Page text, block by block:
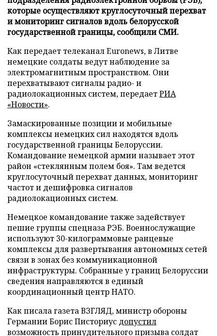
которые осуществляют круглосуточный перехват
и мониторинг сигналов вдоль белорусской
государственной границы, сообщили СМИ.
Как передает телеканал Euronews, в Литве
немецкие солдаты ведут наблюдение за
электромагнитным пространством. Они
перехватывают сигналы радио- и
радиолокационных систем, передаетРИА
«Новости».
Замаскированные позиции и мобильные
комплексы немецких сил находятся вдоль
государственной границы Белоруссии.
Командование немецкой армии называет этот
район «стеклянным полем боя». Там ведется
круглосуточный перехват данных, мониторинг
частот и дешифровка сигналов
радиолокационных систем.
Немецкое командование также задействует
пешие группы спецназа РЭБ. Военнослужащие
используют 30-килограммовые ранцевые
комплексы для развертывания автономных сетей
связи в зонах без коммуникационной
инфраструктуры. Собранные у границ Белоруссии
сведения направляются в единый
координационный центр НАТО.
Как писала газета ВЗГЛЯД, министр обороны
Германии Борис Писториус допустил
возможность принудительного призыва солдат